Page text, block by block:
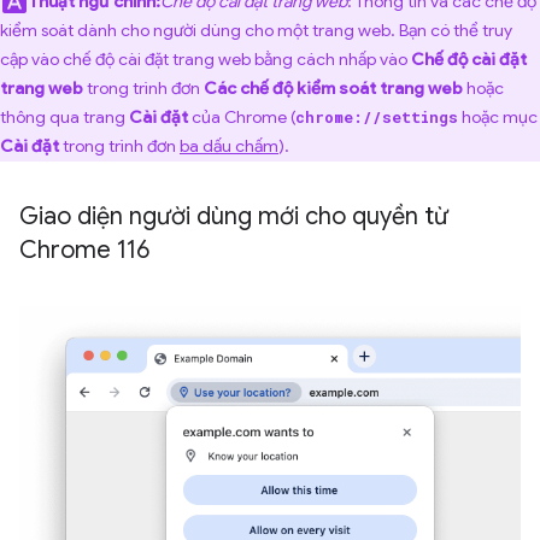
kiểm soát dành cho người dùng cho một trang web. Bạn có thể truy
cập vào chế độ cài đặt trang web bằng cách nhấp vào Chế độ cài đặt
trang webtrong trình đơn Các chế độ kiểm soát trang webhoặc
thông qua trang Cài đặtcủa Chrome (chrome://settings hoặc mục
Cài đặttrong trình đơn ba dấu chấm).
Giao diện người dùng mới cho quyền từ
Chrome 116